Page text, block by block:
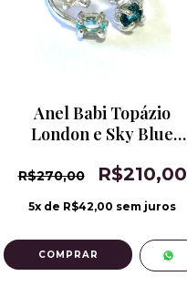
Anel Babi Topázio
London e Sky Blue
R$270,00 R$210,00
5x de R$42,00 sem juros
COMPRAR